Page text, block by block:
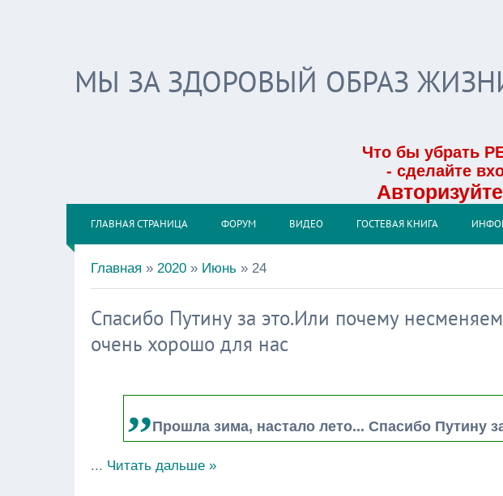
МЫ ЗА ЗДОРОВЫЙ ОБРАЗ
Что бы убрать
- сделайте
ГЛАВНАЯ СТРАНИЦА ФОРУМ ВИДЕО ГОСТЕВАЯ КНИГА
Главная » 2020 » Июнь » 24
Спасибо Путину за это.Или почему
очень хорошо для нас
,,Прошла зима, настало лето... Спасибо Путину
... Читать дальше »